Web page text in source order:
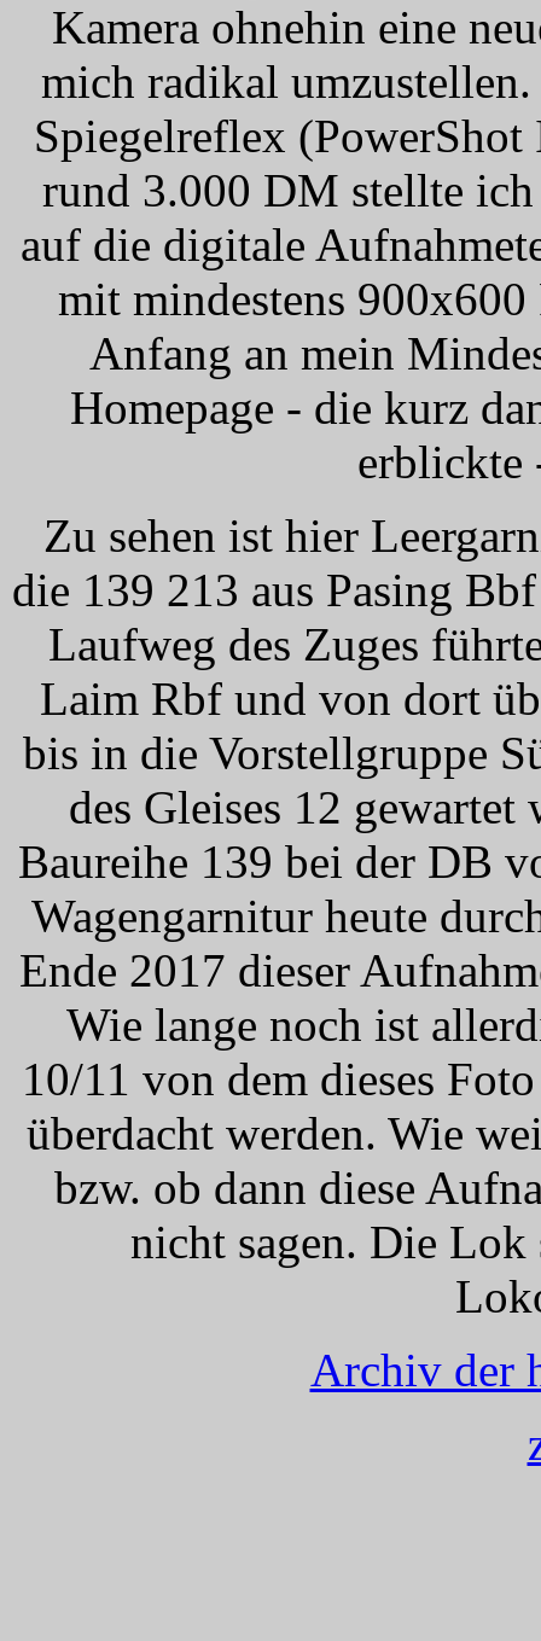
Kamera ohnehin eine
mich radikal
Spiegelreflex
rund 3.000 DM stellte ich
auf die digitale
mit mindestens
Anfang an mein
Homepage - die kurz
erblickte
Zu sehen ist hier
die 139 213 aus Pasing
Laufweg des Zuges
Laim Rbf und von dort
bis in die Vorstellgruppe
des Gleises 12
Baureihe 139 bei der DB
Wagengarnitur heute
Ende 2017 dieser
Wie lange noch ist
10/11 von dem dieses
überdacht werden. Wie
bzw. ob dann diese
nicht sagen. Die
Archiv der